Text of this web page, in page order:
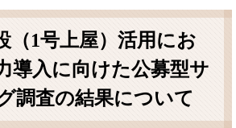
（1号上屋）活用にお
導入に向けた公募型サ
調査の結果について